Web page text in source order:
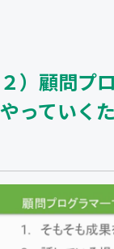
２）顧問プ
やっていく